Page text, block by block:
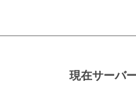
現在サーバ